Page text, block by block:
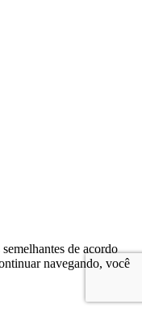
de acordo
navegando, você